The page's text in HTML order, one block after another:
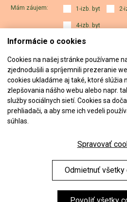
Mám záujem: 1-izb. byt 2-
4-izb. byt
a) výhradne o
Správa
Odoslaním formulára súhlasíte so
Chránené testom reCAPTCHA.
Informácie o cookies
Cookies na našej stránke používame
zjednodušili a spríjemnili prezeranie
cookies ukladáme aj také, ktoré slúžia
zlepšovania nášho webu alebo napr.
služby sociálnych sietí. Cookies sa
prehliadači, a aby sme ich vedeli
súhlas.
Spravovať
Odmietnuť všetky